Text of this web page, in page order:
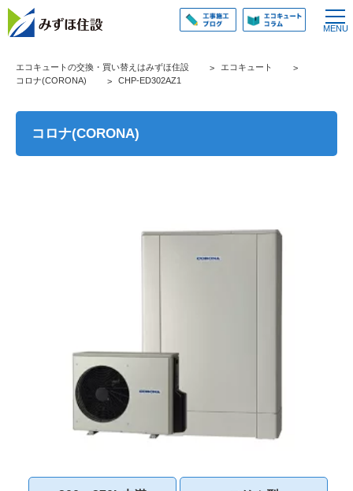
エコキュートの交換・買い替えはみずほ住設
エコキュート
コロナ(CORONA)
CHP-ED302AZ1
コロナ(CORONA)